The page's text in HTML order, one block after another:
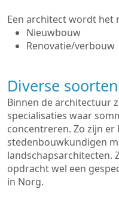
Een architect wordt het
Nieuwbouw
Renovatie/verbouw
Diverse
Binnen de architectuur
specialisaties waar
concentreren. Zo zijn
stedenbouwkundigen
landschapsarchitecten.
opdracht wel een
in Norg.